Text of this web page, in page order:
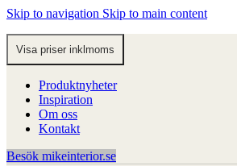
Skip to navigation Skip to main content
Produktnyheter
Inspiration
Om oss
Kontakt
Besök mikeinterior.se